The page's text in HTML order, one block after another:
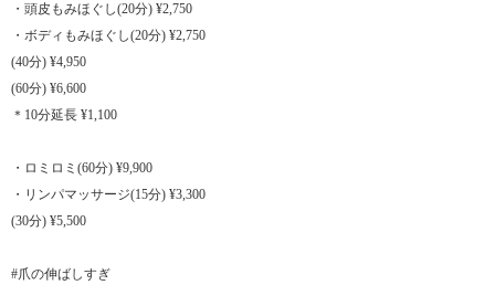
・頭皮もみほぐし(20分) ¥2,750
・ボディもみほぐし(20分) ¥2,750
(40分) ¥4,950
(60分) ¥6,600
＊10分延長 ¥1,100
・ロミロミ(60分) ¥9,900
・リンパマッサージ(15分) ¥3,300
(30分) ¥5,500
#爪の伸ばしすぎ